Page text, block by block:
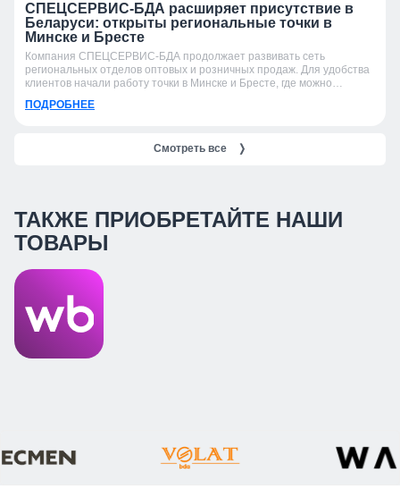
СПЕЦСЕРВИС-БДА расширяет присутствие в
Беларуси: открыты региональные точки в
Минске и Бресте
Компания СПЕЦСЕРВИС-БДА продолжает развивать сеть
региональных отделов оптовых и розничных продаж. Для удобства
клиентов начали работу точки в Минске и Бресте, где можно
ПОДРОБНЕЕ
Смотреть все ❭
ТАКЖЕ ПРИОБРЕТАЙТЕ НАШИ
ТОВАРЫ